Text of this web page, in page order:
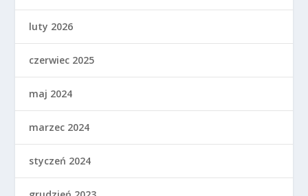
luty 2026
czerwiec 2025
maj 2024
marzec 2024
styczeń 2024